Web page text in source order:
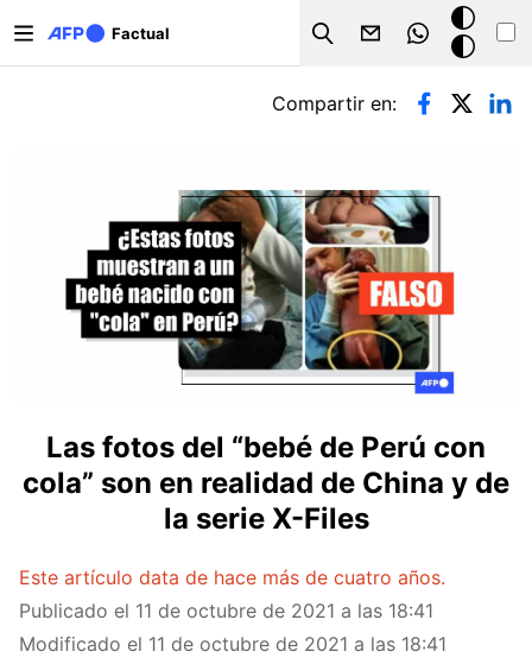
Factual
Search
Modo
oscuro
Solapas principales
Compartir en:
Las fotos del “bebé de Perú con
cola” son en realidad de China y de
la serie X-Files
Este artículo data de hace más de cuatro años.
Publicado el 11 de octubre de 2021 a las 18:41
Modificado el 11 de octubre de 2021 a las 18:41